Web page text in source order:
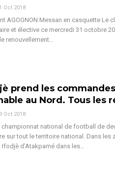
Oct 2018
AGOGNON Messan en casquette Le
et élective ce mercredi 31 octobre
renouvellement…
prend les
au Nord. Tous les
Oct 2018
championnat national de football de
sur tout le territoire national. Dans
Ifodjè d'Atakpamé dans les…